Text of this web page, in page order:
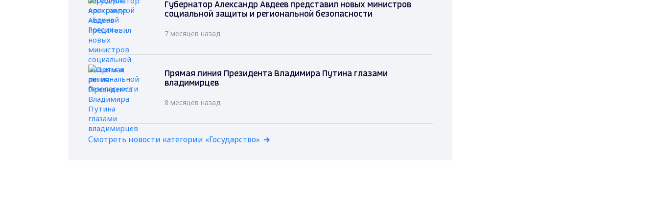
Губернатор Александр Авдеев представил новых министров
социальной защиты и региональной безопасности
7 месяцев назад
Прямая линия Президента Владимира Путина глазами
владимирцев
8 месяцев назад
Смотреть новости категории «Государство»